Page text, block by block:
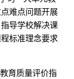
难点问题开展
导学校解决课
标准理念要求
育质量评价指